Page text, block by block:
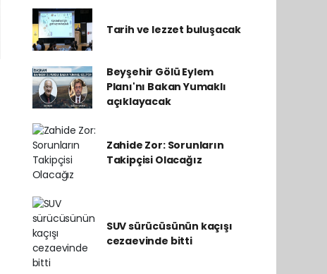
Tarih ve lezzet buluşacak
Beyşehir Gölü Eylem
Planı'nı Bakan Yumaklı
açıklayacak
Zahide Zor: Sorunların
Takipçisi Olacağız
SUV sürücüsünün kaçışı
cezaevinde bitti